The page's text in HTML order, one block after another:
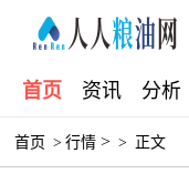
首页 资讯 分析
首页 > 行情 > > 正文